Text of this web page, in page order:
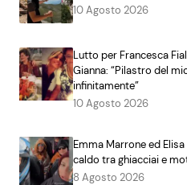
10 Agosto 2026
Lutto per Francesca
Gianna: “Pilastro del
infinitamente”
10 Agosto 2026
Emma Marrone ed
caldo tra ghiacciai e
8 Agosto 2026